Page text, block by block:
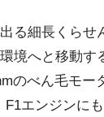
る細長くらせ
境へと移動す
のべん毛モー
エンジンに